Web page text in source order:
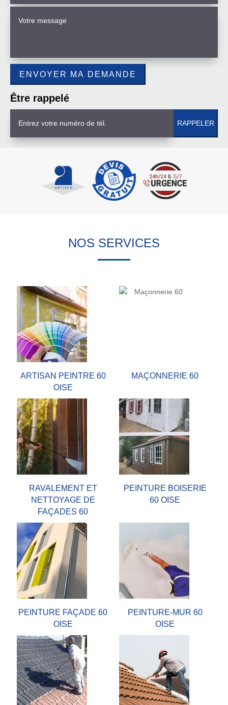
Être rappelé
NOS SERVICES
ARTISAN PEINTRE 60
OISE
MAÇONNERIE 60
RAVALEMENT ET
NETTOYAGE DE
FAÇADES 60
PEINTURE BOISERIE
60 OISE
PEINTURE FAÇADE 60
OISE
PEINTURE-MUR 60
OISE